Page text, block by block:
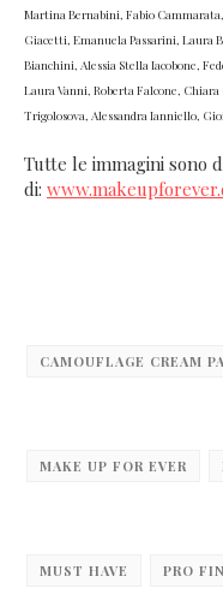
Martina Bernabini, Fabio
Giacetti, Emanuela Passarini, Laura
Bianchini, Alessia Stella Iacobone,
Laura Vanni, Roberta Falcone,
Trigolosova, Alessandra Ianniello,
Tutte le immagini sono
di:
CAMOUFLAGE CREAM
MAKE UP FOR EVER
MUST HAVE PRO